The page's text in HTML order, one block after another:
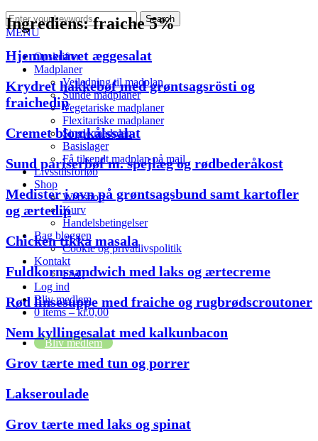
MENU
Opskrifter
Madplaner
Vejledning til madplan
Sunde madplaner
Vegetariske madplaner
Flexitariske madplaner
Single madplan
Basislager
Få tilsendt madplan på mail
Livsstilsforløb
Shop
Webshop
Kurv
Handelsbetingelser
Bag bloggen
Cookie og privatlivspolitik
Kontakt
FAQ
Log ind
Bliv medlem
0 items –kr.0,00
Bliv medlem
Ingrediens:fraiche 5%
Hjemmelavet æggesalat
Krydret hakkebøf med grøntsagsrösti og
fraichedip
Cremet blomkålssalat
Sund pariserbøf m. spejlæg og rødbederåkost
Medister i ovn på grøntsagsbund samt kartofler
og ærtedip
Chicken tikka masala
Fuldkornssandwich med laks og ærtecreme
Rød linsesuppe med fraiche og rugbrødscroutoner
Nem kyllingesalat med kalkunbacon
Grov tærte med tun og porrer
Lakseroulade
Grov tærte med laks og spinat